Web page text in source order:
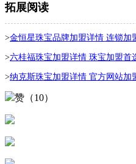
拓展阅读
>金恒星珠宝品牌加盟详情 连锁加
>六桂福珠宝加盟详情 珠宝加盟首
>纳克斯珠宝加盟详情 官方网站加
赞（10）